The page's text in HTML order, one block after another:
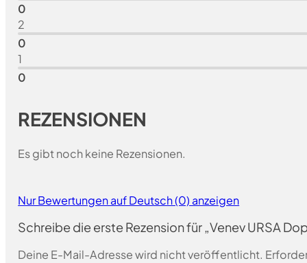
0
2
0
1
0
REZENSIONEN
Es gibt noch keine Rezensionen.
Nur Bewertungen auf Deutsch (0) anzeigen
Schreibe die erste Rezension für „Venev URSA
Deine E-Mail-Adresse wird nicht veröffentlicht.